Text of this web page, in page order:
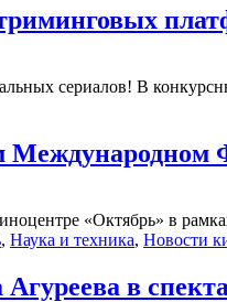
сериалов! В
Международном
«Октябрь» в
, Наука и техника, Новости
в